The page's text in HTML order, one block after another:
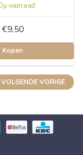
voorraad
€9,50
Kopen
VOLGENDE VORIGE